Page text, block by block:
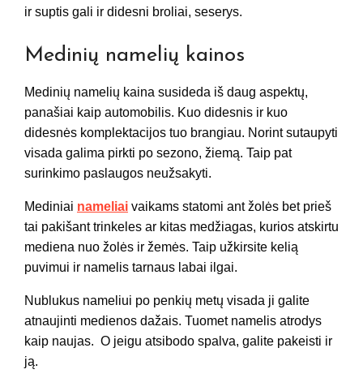
ir suptis gali ir didesni broliai, seserys.
Medinių namelių kainos
Medinių namelių kaina susideda iš daug aspektų,
panašiai kaip automobilis. Kuo didesnis ir kuo
didesnės komplektacijos tuo brangiau. Norint sutaupyti
visada galima pirkti po sezono, žiemą. Taip pat
surinkimo paslaugos neužsakyti.
Mediniai nameliai vaikams statomi ant žolės bet prieš
tai pakišant trinkeles ar kitas medžiagas, kurios atskirtu
mediena nuo žolės ir žemės. Taip užkirsite kelią
puvimui ir namelis tarnaus labai ilgai.
Nublukus nameliui po penkių metų visada ji galite
atnaujinti medienos dažais. Tuomet namelis atrodys
kaip naujas. O jeigu atsibodo spalva, galite pakeisti ir
ją.